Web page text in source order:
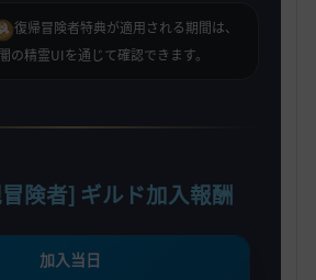
復帰冒険者特典が適用される期間は、
の精霊UIを通じて確認できます。
険者] ギルド加入報酬
加入当日